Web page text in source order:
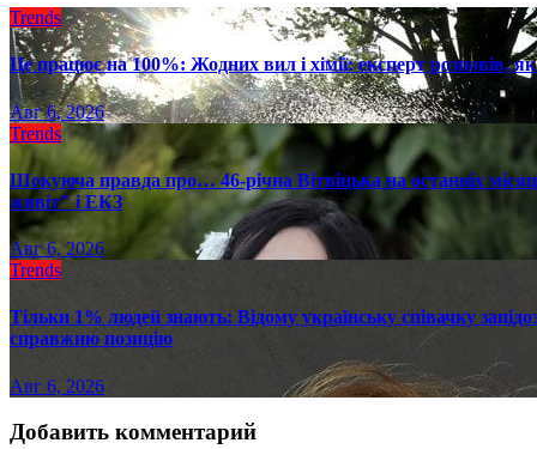
Trends
Це працює на 100%: Жодних вил і хімії: експерт розповів,
Авг 6, 2026
Trends
Шокуюча правда про… 46-річна Вітвіцька на останніх
живіт" і ЕКЗ
Авг 6, 2026
Trends
Тільки 1% людей знають: Відому українську співачку
справжню позицію
Авг 6, 2026
Добавить комментарий